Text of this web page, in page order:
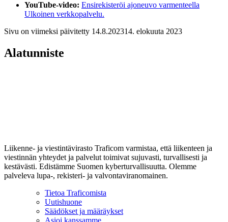
YouTube-video: Ensirekisteröi ajoneuvo varmenteella
Ulkoinen verkkopalvelu.
Sivu on viimeksi päivitetty 14.8.202314. elokuuta 2023
Alatunniste
Liikenne- ja viestintävirasto Traficom varmistaa, että liikenteen ja
viestinnän yhteydet ja palvelut toimivat sujuvasti, turvallisesti ja
kestävästi. Edistämme Suomen kyberturvallisuutta. Olemme
palveleva lupa-, rekisteri- ja valvontaviranomainen.
Tietoa Traficomista
Uutishuone
Säädökset ja määräykset
Asioi kanssamme